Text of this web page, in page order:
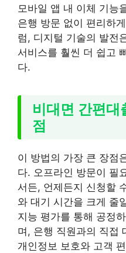
모바일 앱 내 이체 기능
은행 방문 없이 편리하
럼, 디지털 기술의 발전
서비스를 훨씬 더 쉽고
다.
비대면 간편대
점
이 방법의 가장 큰 장점
다. 오프라인 방문이 필
서든, 언제든지 신청할
와 대기 시간을 크게 줄
지능 평가를 통해 공정
며, 은행 직원과의 직접
개인정보 보호와 고객